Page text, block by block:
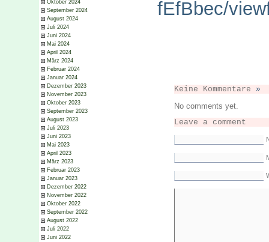
Oktober 2024
September 2024
August 2024
Juli 2024
Juni 2024
Mai 2024
April 2024
März 2024
Februar 2024
Januar 2024
Dezember 2023
November 2023
Oktober 2023
September 2023
August 2023
Juli 2023
Juni 2023
Mai 2023
April 2023
März 2023
Februar 2023
Januar 2023
Dezember 2022
November 2022
Oktober 2022
September 2022
August 2022
Juli 2022
Juni 2022
fEfBbec/
Keine Kommentare »
No comments yet.
Leave a comment